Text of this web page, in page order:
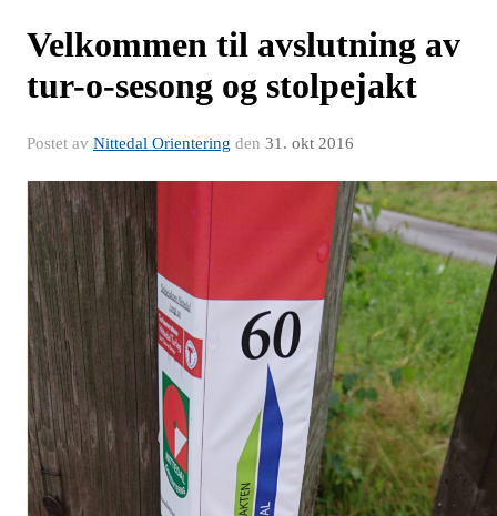
Velkommen til avslutning av
tur-o-sesong og stolpejakt
Postet av Nittedal Orientering den 31. okt 2016